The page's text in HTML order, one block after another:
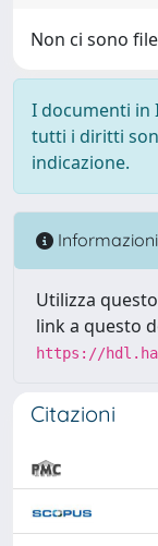
Non ci sono
I documenti in
tutti i diritti
indicazione.
Informazioni
Utilizza
link a questo
https://
Citazioni